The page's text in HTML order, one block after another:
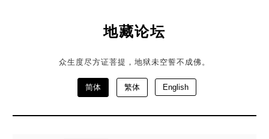
地藏论坛
众生度尽方证菩提，地狱未空誓不成佛。
简体 繁体 English